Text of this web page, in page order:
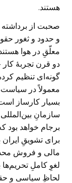
هستند.
صحبت از
و حدود و ثغور
معلّقِ در هوا
دو قرن تجربۀ کار
گونه‌ای تنظیم
معمولاً در
بسیار کارساز
سازمانِ
برای تشویقِ
مالی و فروش
لغوِ کاملِ تحریم‌ها
لحاظِ سیاسی و